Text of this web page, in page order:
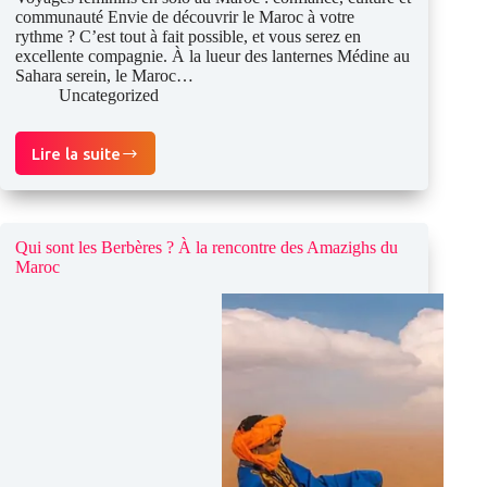
communauté Envie de découvrir le Maroc à votre
rythme ? C’est tout à fait possible, et vous serez en
excellente compagnie. À la lueur des lanternes Médine au
Sahara serein, le Maroc…
Uncategorized
Lire la suite
Voyage
solo
féminin
Qui sont les Berbères ? À la rencontre des Amazighs du
Maroc